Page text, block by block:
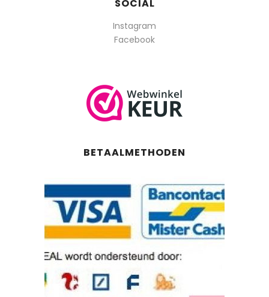
SOCIAL
Instagram
Facebook
BETAALMETHODEN